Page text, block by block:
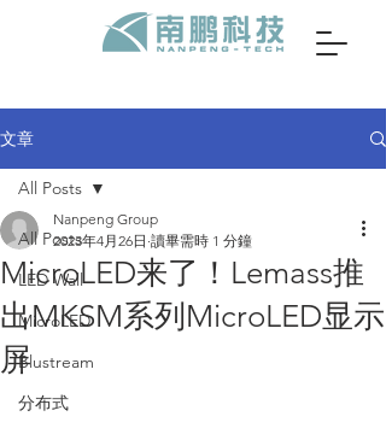
文章
All Posts
LED Wall
MicroLED
Blustream
分布式
All Posts
MicroLED来了！Lemass推
出MKSM系列MicroLED显示
屏
Nanpeng Group
2023年4月26日 讀畢需時 1 分鐘